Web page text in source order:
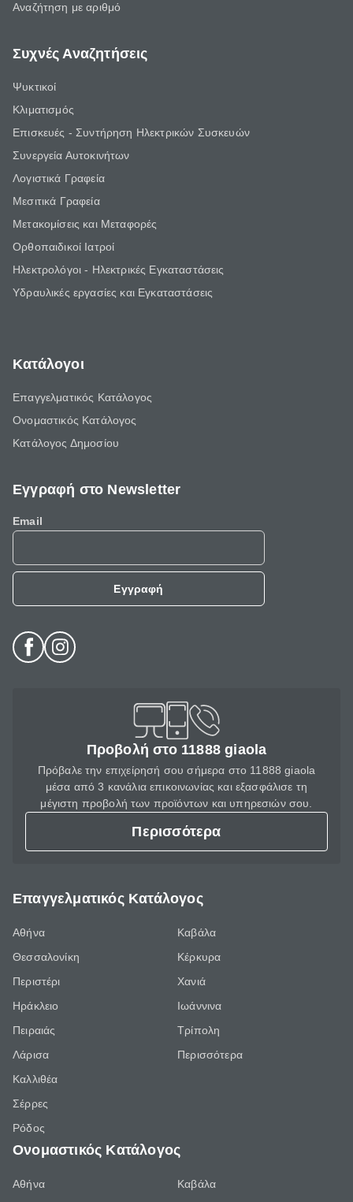
Αναζήτηση με αριθμό
Συχνές Αναζητήσεις
Ψυκτικοί
Κλιματισμός
Επισκευές - Συντήρηση Ηλεκτρικών Συσκευών
Συνεργεία Αυτοκινήτων
Λογιστικά Γραφεία
Μεσιτικά Γραφεία
Μετακομίσεις και Μεταφορές
Ορθοπαιδικοί Ιατροί
Ηλεκτρολόγοι - Ηλεκτρικές Εγκαταστάσεις
Υδραυλικές εργασίες και Εγκαταστάσεις
Κατάλογοι
Επαγγελματικός Κατάλογος
Ονομαστικός Κατάλογος
Κατάλογος Δημοσίου
Εγγραφή στο Newsletter
Email
Εγγραφή
Προβολή στο 11888 giaola
Πρόβαλε την επιχείρησή σου σήμερα στο 11888 giaola
μέσα από 3 κανάλια επικοινωνίας και εξασφάλισε τη
μέγιστη προβολή των προϊόντων και υπηρεσιών σου.
Περισσότερα
Επαγγελματικός Κατάλογος
Αθήνα
Θεσσαλονίκη
Περιστέρι
Ηράκλειο
Πειραιάς
Λάρισα
Καλλιθέα
Σέρρες
Ρόδος
Καβάλα
Κέρκυρα
Χανιά
Ιωάννινα
Τρίπολη
Περισσότερα
Ονομαστικός Κατάλογος
Αθήνα Καβάλα